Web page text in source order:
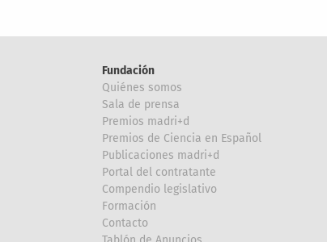
Fundación
Quiénes somos
Sala de prensa
Premios madri+d
Premios de Ciencia en Español
Publicaciones madri+d
Portal del contratante
Compendio legislativo
Formación
Contacto